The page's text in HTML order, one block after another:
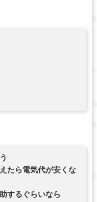
たら電気代が安くな
するぐらいなら